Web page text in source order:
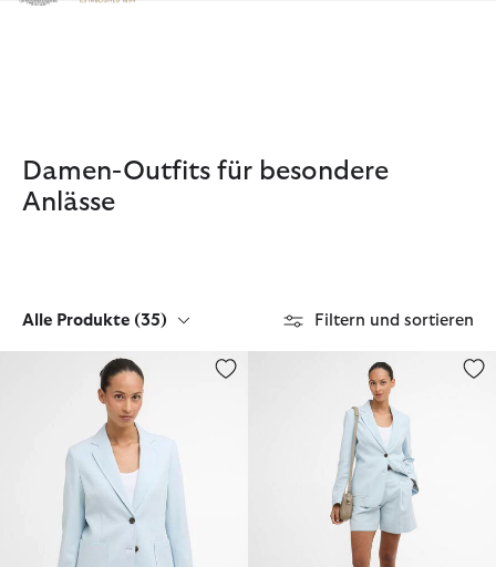
Klicken Sie hier, um unsere Barrierefreiheitserklärung
Damen-Outfits für besondere
Anlässe
Alle Produkte (35) Filtern und sortieren
Shorts Salthill Tailored